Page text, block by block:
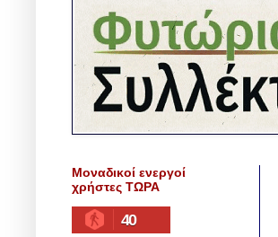
Μοναδικοί ενεργοί
χρήστες ΤΩΡΑ
40